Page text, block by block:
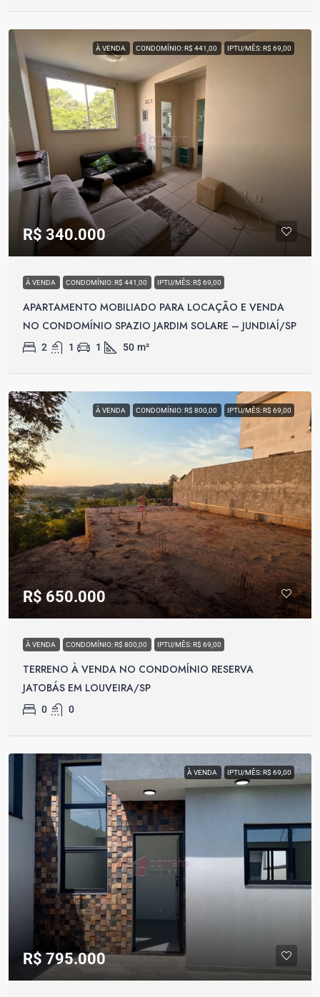
À VENDA CONDOMÍNIO: R$ 441,00 IPTU/MÊS: R$ 69,00
R$ 340.000
À VENDA CONDOMÍNIO: R$ 441,00 IPTU/MÊS: R$ 69,00
APARTAMENTO MOBILIADO PARA LOCAÇÃO E VENDA
NO CONDOMÍNIO SPAZIO JARDIM SOLARE – JUNDIAÍ/SP
2 1 1 50 m²
À VENDA CONDOMÍNIO: R$ 800,00 IPTU/MÊS: R$ 69,00
R$ 650.000
À VENDA CONDOMÍNIO: R$ 800,00 IPTU/MÊS: R$ 69,00
TERRENO À VENDA NO CONDOMÍNIO RESERVA
JATOBÁS EM LOUVEIRA/SP
0 0
À VENDA IPTU/MÊS: R$ 69,00
R$ 795.000